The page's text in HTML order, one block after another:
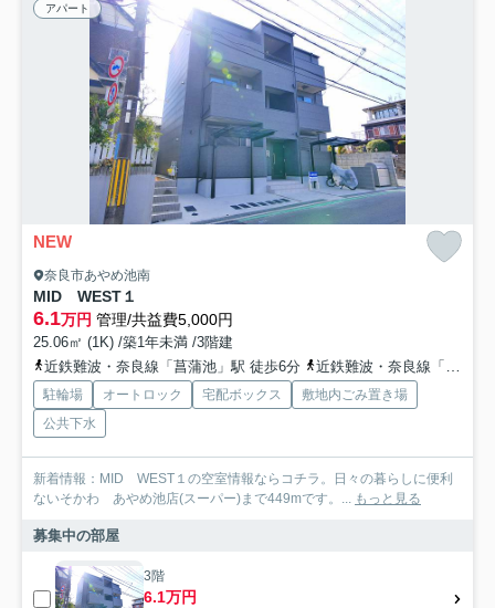
アパート
NEW
奈良市あやめ池南
MID WEST１
6.1万円 管理/共益費5,000円
25.06㎡ (1K) /築1年未満 /3階建
近鉄難波・奈良線「菖蒲池」駅 徒歩6分
近鉄難波・奈良線「学園前」駅 徒歩11分
駐輪場 オートロック 宅配ボックス
敷地内ごみ置き場
公共下水
新着情報：MID WEST１の空室情報ならコチラ。日々の暮らしに便利
ないそかわ あやめ池店(スーパー)まで449mです。... もっと見る
募集中の部屋
3階
6.1万円